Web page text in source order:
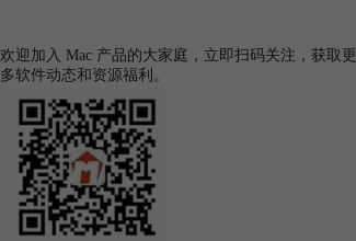
欢迎加入 Mac 产品的大家庭，立即扫码关注，获取更
多软件动态和资源福利。